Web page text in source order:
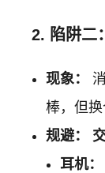
2. 陷阱二
现象：
棒，但换
规避：
耳机：